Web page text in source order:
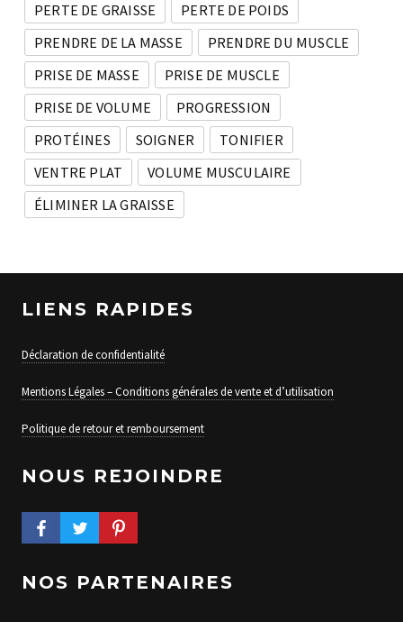
PERTE DE GRAISSE
PERTE DE POIDS
PRENDRE DE LA MASSE
PRENDRE DU MUSCLE
PRISE DE MASSE
PRISE DE MUSCLE
PRISE DE VOLUME
PROGRESSION
PROTÉINES
SOIGNER
TONIFIER
VENTRE PLAT
VOLUME MUSCULAIRE
ÉLIMINER LA GRAISSE
LIENS RAPIDES
Déclaration de confidentialité
Mentions Légales – Conditions générales de vente et d’utilisation
Politique de retour et remboursement
NOUS REJOINDRE
FACEBOOK PROFILE
TWITTER PROFILEPINTEREST PROFILE
NOS PARTENAIRES